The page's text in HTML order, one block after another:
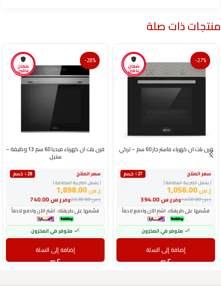
منتجات ذات صلة
ضمان
عامين
-27%
فرن بلت ان كهرباء ماستر جاز 60 سم – تركي
سعر المنتج
٪27 خصم
( يشمل الضريبة المضافة )
ر.س1,056.00
وفرر.س ر.س1,450.00
قسّمها على طريقتك. اشترِ الآن وادفع لاحقاً
متوفر في المخزون
إضافة إلى السلة
ضمان
عامين
-28%
فرن بلت ان كهرباء ميديا 60 سم 13 وظيفة –
ستيل
سعر المنتج
٪28 خصم
( يشمل الضريبة المضافة )
ر.س1,898.00
وفرر.س ر.س2,638.00
قسّمها على طريقتك. اشترِ الآن وادفع لاحقاً
متوفر في المخزون
إضافة إلى السلة